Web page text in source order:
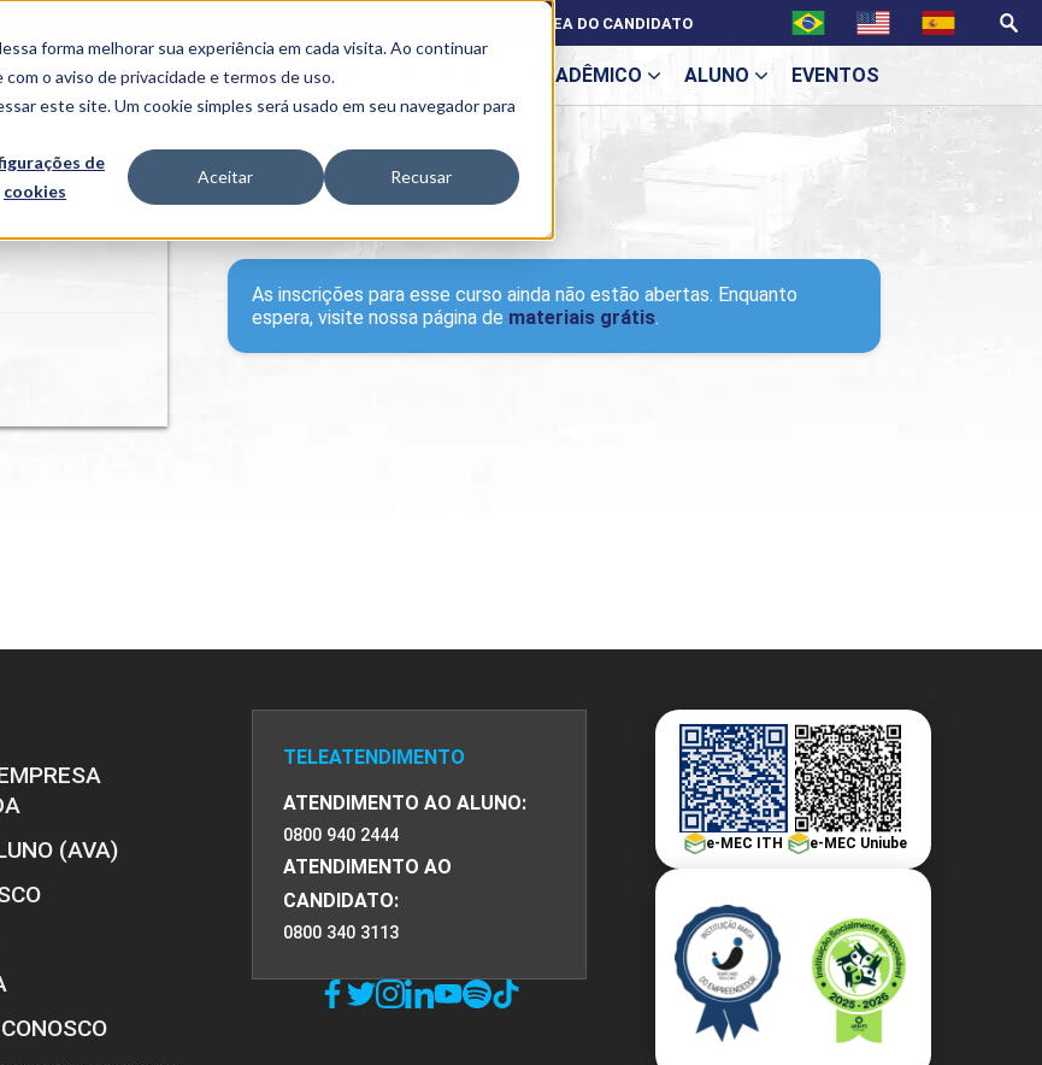
forma melhorar sua experiência em cada visita. Ao continuar
com o aviso deprivacidade e termos de uso.
este site. Um cookie simples será usado em seu navegador para
de
cookies
Aceitar Recusar
ACADÊMICO
Acadêmicos
PROEST
PAE
PIME
Programas de
MPHU
Unitecne
ALUNO EVENTOS
ÁREA DO CANDIDATO
As inscrições para esse curso ainda não estão abertas. Enquanto
espera, visite nossa página de materiais grátis.
(AVA)
TELEATENDIMENTO
ATENDIMENTO AO ALUNO:
0800 940 2444
ATENDIMENTO AO
CANDIDATO:
0800 340 3113
e-MEC ITH e-MEC Uniube